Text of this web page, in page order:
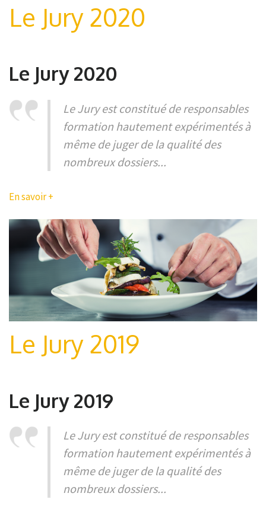
Le Jury 2020
Le Jury 2020
Le Jury est constitué de responsables
formation hautement expérimentés à
même de juger de la qualité des
nombreux dossiers...
En savoir +
Le Jury 2019
Le Jury 2019
Le Jury est constitué de responsables
formation hautement expérimentés à
même de juger de la qualité des
nombreux dossiers...